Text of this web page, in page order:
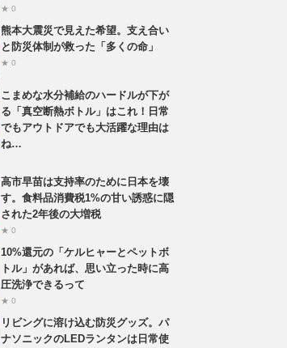
★ 0
熊本大震災で見えた希望。支え合い
と防災体制が救った「多くの命」
★ 0
こまめな水分補給のハードルが下が
る「真空断熱ボトル」はこれ！日常
でもアウトドアでも大活躍な理由は
ね…
高市早苗は支持率のために日本を壊
す。食料品消費税1%の甘い誘惑に隠
された2年後の大増税
★ 0
10%還元の「ケルヒャーとペットボ
トル」があれば、思い立った時に高
圧洗浄できるって
★ 0
リビングに溶け込む防災グッズ。パ
ナソニックのLEDランタンは日常使